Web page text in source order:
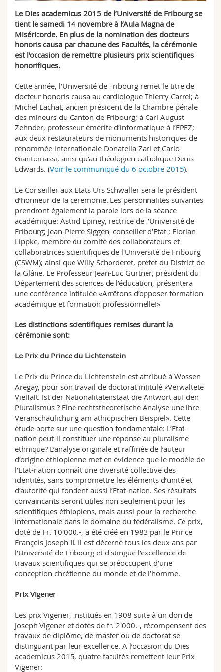
Interfacultaire
Doctorants
Programme des cours
MyUnifr
Le Dies academicus 2015 de l’Université de Fribourg se
tient le samedi 14 novembre à l’Aula Magna de
Miséricorde. En plus de la nomination des docteurs
honoris causa par chacune des Facultés, la cérémonie
est l’occasion de remettre plusieurs prix scientifiques
honorifiques.
Cette année, l’Université de Fribourg remet le titre de
docteur honoris causa au cardiologue Thierry Carrel; à
Michel Lachat, ancien président de la Chambre pénale
des mineurs du Canton de Fribourg; à Carl August
Zehnder, professeur émérite d’informatique à l’EPFZ;
aux deux restaurateurs de monuments historiques de
renommée internationale Donatella Zari et Carlo
Giantomassi; ainsi qu’au théologien catholique Denis
Edwards. (Voir le communiqué du 6 octobre 2015).
Le Conseiller aux Etats Urs Schwaller sera le président
d’honneur de la cérémonie. Les personnalités suivantes
prendront également la parole lors de la séance
académique: Astrid Epiney, rectrice de l’Université de
Fribourg; Jean-Pierre Siggen, conseiller d’Etat ; Florian
Lippke, membre du comité des collaborateurs et
collaboratrices scientifiques de l'Université de Fribourg
(CSWM); ainsi que Willy Schorderet, préfet du District de
la Glâne. Le Professeur Jean-Luc Gurtner, président du
Département des sciences de l’éducation, présentera
une conférence intitulée «Arrêtons d’opposer formation
académique et formation professionnelle!»
Les distinctions scientifiques remises durant la
cérémonie sont:
Le Prix du Prince du Lichtenstein
Le Prix du Prince du Lichtenstein est attribué à Wossen
Aregay, pour son travail de doctorat intitulé «Verwaltete
Vielfalt. Ist der Nationalitätenstaat die Antwort auf den
Pluralismus ? Eine rechtstheoretische Analyse une ihre
Veranschaulichung am äthiopischen Beispiel». Cette
étude porte sur une question fondamentale: L’Etat-
nation peut-il constituer une réponse au pluralisme
ethnique? L’analyse originale et raffinée de l’auteur
d’origine éthiopienne met en évidence que le modèle de
l’Etat-nation connaît une diversité collective des
identités, sans compromettre les éléments d’unité et
d’autorité qui fondent aussi l’Etat-nation. Ses résultats
convaincants seront utiles non seulement pour les
scientifiques éthiopiens, mais aussi pour la recherche
internationale dans le domaine du fédéralisme. Ce prix,
doté de Fr. 10'000.-, a été créé en 1983 par le Prince
François Joseph II. Il est décerné tous les deux ans par
l’Université de Fribourg et distingue l’excellence de
travaux scientifiques qui se préoccupent d’une
conception chrétienne du monde et de l’homme.
Prix Vigener
Les prix Vigener, institués en 1908 suite à un don de
Joseph Vigener et dotés de fr. 2'000.-, récompensent des
travaux de diplôme, de master ou de doctorat se
distinguant par leur excellence. A l’occasion du Dies
academicus 2015, quatre facultés remettent leur Prix
Vigener: